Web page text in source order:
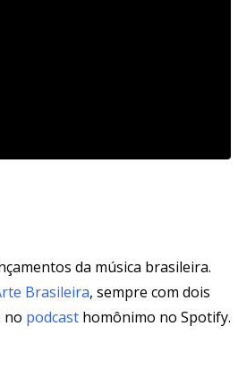
da música brasileira.
Brasileira, sempre com dois
no podcast homônimo no Spotify.